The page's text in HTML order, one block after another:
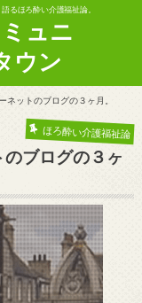
るほろ酔い介護福祉論。
ュニ
ウン
ネットのブログの３ヶ月。
ほろ酔い介護福祉論
ブログの３ヶ